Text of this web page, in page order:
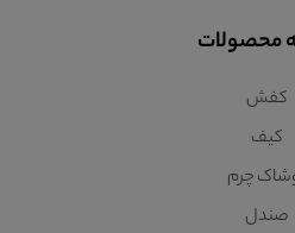
محصولات
کفش
کیف
چرم
صندل